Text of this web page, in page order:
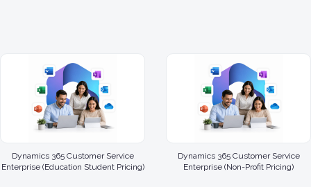
Dynamics 365 Customer Service
Enterprise (Education Student Pricing)
Dynamics 365 Customer Service
Enterprise (Non-Profit Pricing)